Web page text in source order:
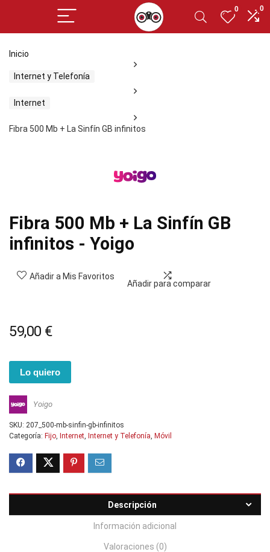
0 0
Inicio
Internet y Telefonía
Internet
Fibra 500 Mb + La Sinfín GB infinitos
Fibra 500 Mb + La Sinfín GB
infinitos - Yoigo
Añadir a Mis Favoritos
Añadir para comparar
59,00 €
Lo quiero
Yoigo
SKU: 207_500-mb-sinfin-gb-infinitos
Categoría: Fijo, Internet, Internet y Telefonía, Móvil
Descripción
Información adicional
Valoraciones (0)